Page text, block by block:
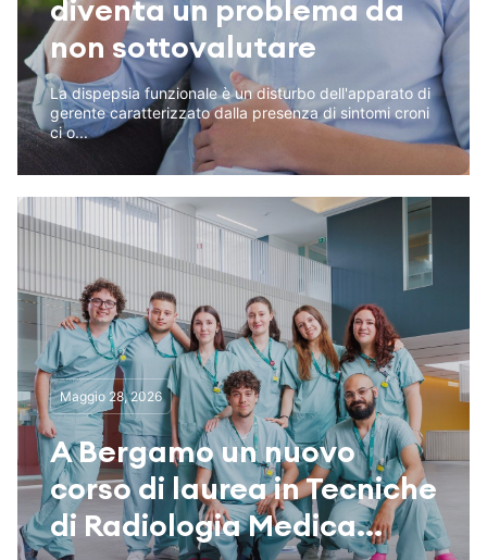
diventa un problema da
non sottovalutare
La dispepsia funzionale è un disturbo dell'apparato di
gerente caratterizzato dalla presenza di sintomi croni
ci o...
Maggio 28, 2026
A Bergamo un nuovo
corso di laurea in Tecniche
di Radiologia Medica...